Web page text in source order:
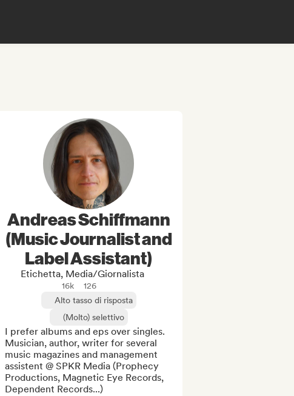
Andreas Schiffmann
(Music Journalist and
Label Assistant)
Etichetta, Media/Giornalista
16k
126
Alto tasso di risposta
(Molto) selettivo
I prefer albums and eps over singles.
Musician, author, writer for several
music magazines and management
assistent @ SPKR Media (Prophecy
Productions, Magnetic Eye Records,
Dependent Records...)